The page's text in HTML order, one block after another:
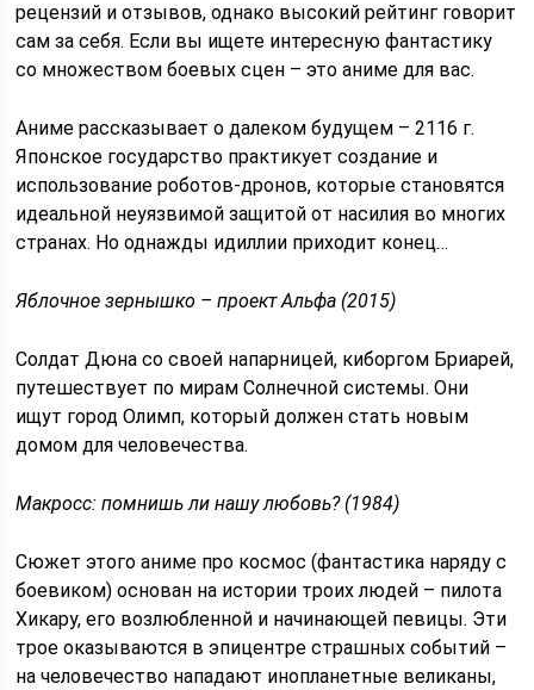
рецензий и отзывов, однако высокий рейтинг говорит
сам за себя. Если вы ищете интересную фантастику
со множеством боевых сцен – это аниме для вас.
Аниме рассказывает о далеком будущем – 2116 г.
Японское государство практикует создание и
использование роботов-дронов, которые становятся
идеальной неуязвимой защитой от насилия во многих
странах. Но однажды идиллии приходит конец…
Яблочное зернышко – проект Альфа (2015)
Солдат Дюна со своей напарницей, киборгом Бриарей,
путешествует по мирам Солнечной системы. Они
ищут город Олимп, который должен стать новым
домом для человечества.
Макросс: помнишь ли нашу любовь? (1984)
Сюжет этого аниме про космос (фантастика наряду с
боевиком) основан на истории троих людей – пилота
Хикару, его возлюбленной и начинающей певицы. Эти
трое оказываются в эпицентре страшных событий –
на человечество нападают инопланетные великаны,